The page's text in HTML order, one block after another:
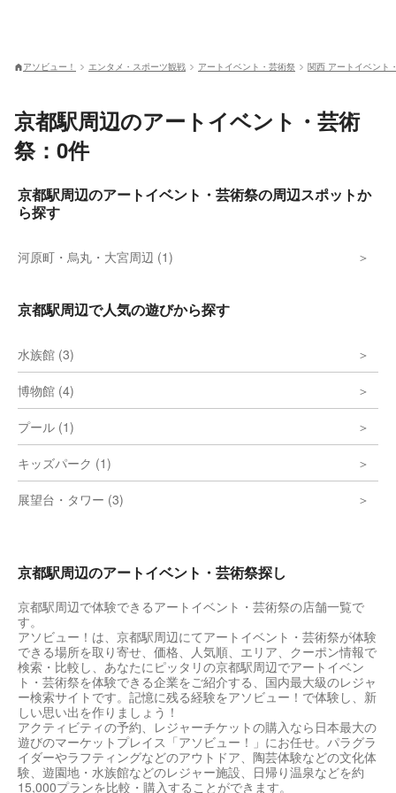
アソビュー！ エンタメ・スポーツ観戦 アートイベント・芸術祭 関西 アートイベント
京都駅周辺のアートイベント・芸術
祭：0件
京都駅周辺のアートイベント・芸術祭の周辺スポットか
ら探す
河原町・烏丸・大宮周辺 (1)
京都駅周辺で人気の遊びから探す
水族館 (3)
博物館 (4)
プール (1)
キッズパーク (1)
展望台・タワー (3)
京都駅周辺のアートイベント・芸術祭探し
京都駅周辺で体験できるアートイベント・芸術祭の店舗一覧で
す。
アソビュー！は、京都駅周辺にてアートイベント・芸術祭が体験
できる場所を取り寄せ、価格、人気順、エリア、クーポン情報で
検索・比較し、あなたにピッタリの京都駅周辺でアートイベン
ト・芸術祭を体験できる企業をご紹介する、国内最大級のレジャ
ー検索サイトです。記憶に残る経験をアソビュー！で体験し、新
しい思い出を作りましょう！
アクティビティの予約、レジャーチケットの購入なら日本最大の
遊びのマーケットプレイス「アソビュー！」にお任せ。パラグラ
イダーやラフティングなどのアウトドア、陶芸体験などの文化体
験、遊園地・水族館などのレジャー施設、日帰り温泉などを約
15,000プランを比較・購入することができます。